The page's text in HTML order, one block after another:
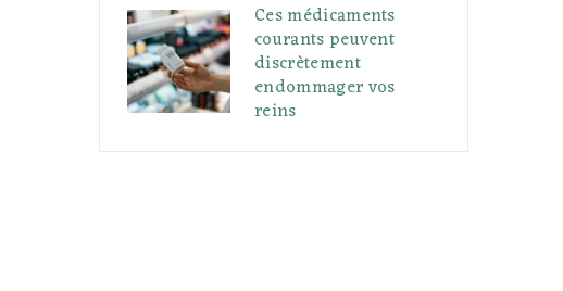
Ces médicaments
courants peuvent
discrètement
endommager vos
reins